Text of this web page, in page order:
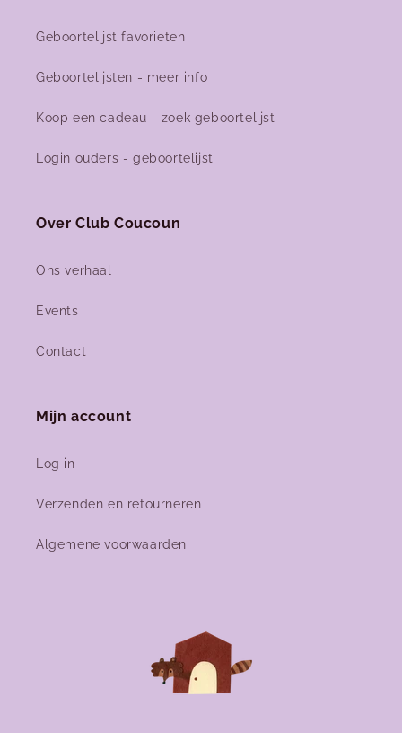
Geboortelijst favorieten
Geboortelijsten - meer info
Koop een cadeau - zoek geboortelijst
Login ouders - geboortelijst
Over Club Coucoun
Ons verhaal
Events
Contact
Mijn account
Log in
Verzenden en retourneren
Algemene voorwaarden